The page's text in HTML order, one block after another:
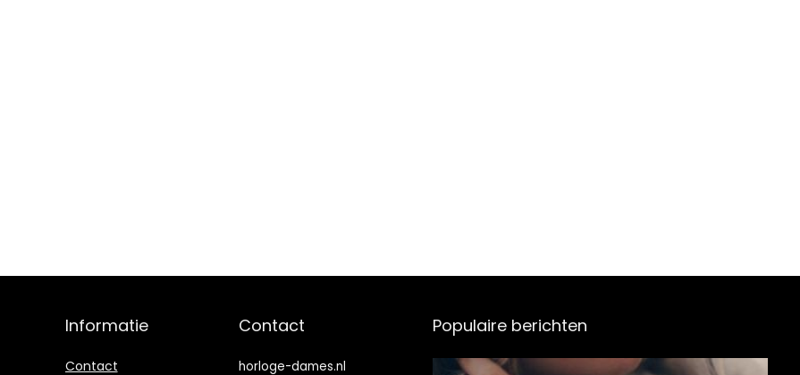
Informatie
Contact
Contact
horloge-dames.nl
Populaire berichten